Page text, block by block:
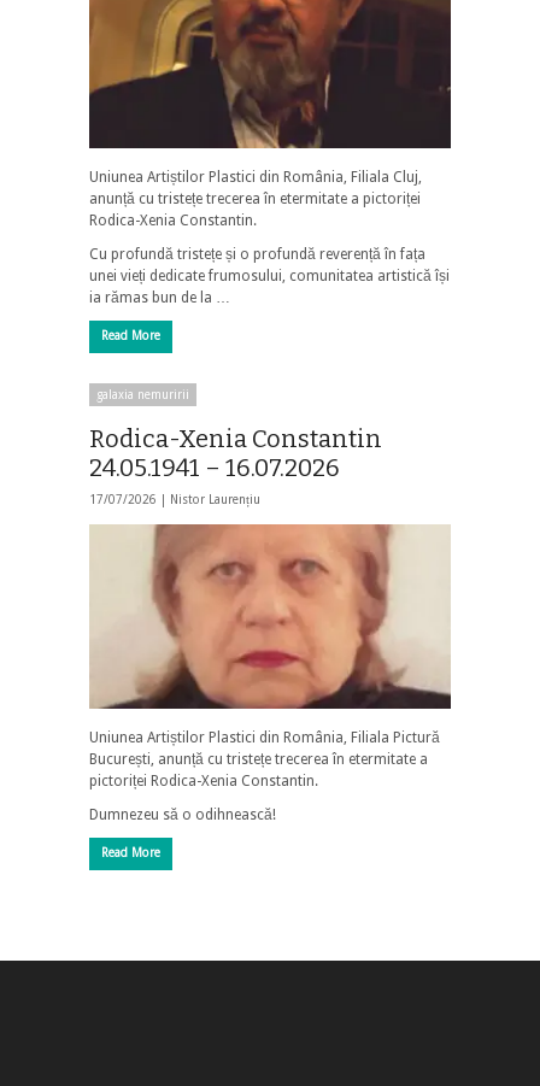
Uniunea Artiștilor Plastici din România, Filiala Cluj,
anunță cu tristețe trecerea în etermitate a pictoriței
Rodica-Xenia Constantin.
Cu profundă tristețe și o profundă reverență în fața
unei vieți dedicate frumosului, comunitatea artistică își
ia rămas bun de la …
Read More
galaxia nemuririi
Rodica-Xenia Constantin
24.05.1941 – 16.07.2026
17/07/2026 | Nistor Laurențiu
Uniunea Artiștilor Plastici din România, Filiala Pictură
București, anunță cu tristețe trecerea în etermitate a
pictoriței Rodica-Xenia Constantin.
Dumnezeu să o odihnească!
Read More